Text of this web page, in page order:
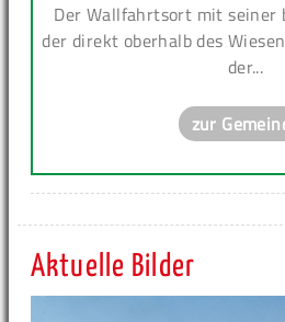
Der Wallfahrtsort mit seiner
der direkt oberhalb des
der...
zur
Aktuelle Bilder